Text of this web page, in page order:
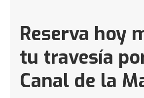
Reserva hoy
tu travesía
Canal de la